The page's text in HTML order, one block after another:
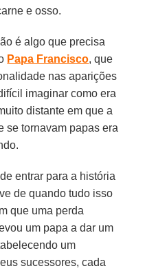
e osso.
é algo que precisa
Papa Francisco, que
nas aparições
imaginar como era
distante em que a
se tornavam papas era
entrar para a história
de quando tudo isso
que uma perda
um papa a dar um
um
sucessores, cada